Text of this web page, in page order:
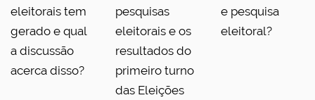
eleitorais tem
gerado e qual
a discussão
acerca disso?
pesquisas
eleitorais e os
resultados do
primeiro turno
das Eleições
e pesquisa
eleitoral?